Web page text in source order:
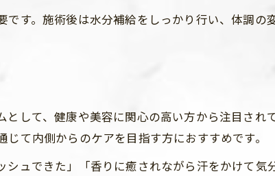
す。施術後は水分補給をしっかり行い、体調の
して、健康や美容に関心の高い方から注目さ
て内側からのケアを目指す方におすすめです。
シュできた」「香りに癒されながら汗をかけて